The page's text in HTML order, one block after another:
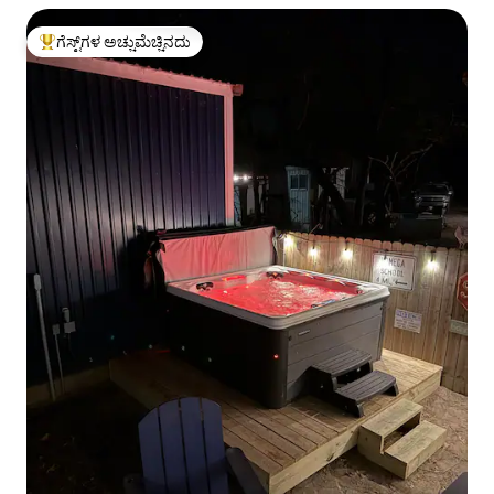
ಗೆಸ್ಟ್‌ಗಳಿಗೆ ಅತಿ ಹೆಚ್ಚು ಅಚ್ಚುಮೆಚ್ಚಿನದು
ಗೆಸ್ಟ್‌ಗಳ ಅಚ್ಚುಮೆಚ್ಚಿನದು